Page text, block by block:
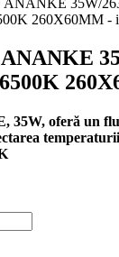
35W, oferă un